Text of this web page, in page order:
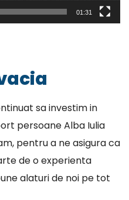
01:31
sa investim in
persoane Alba Iulia
pentru a ne asigura ca
de o experienta
alaturi de noi pe tot